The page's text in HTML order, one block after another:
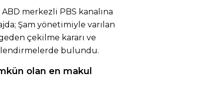
merkezli PBS kanalına
Şam yönetimiyle varılan
çekilme kararı ve
bulundu.
olan en makul